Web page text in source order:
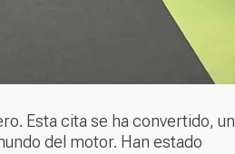
Esta cita se ha convertido, un
del motor. Han estado